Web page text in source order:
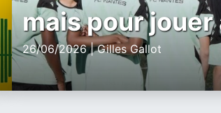
mais pour jouer
26/06/2026 | Gilles Gallot